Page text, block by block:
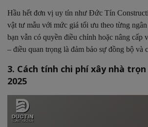
Hầu hết đơn vị uy tín như Đức Tín
vật tư mẫu với mức giá tối ưu theo từng
bạn vẫn có quyền điều chỉnh hoặc nâng cấp
– điều quan trọng là đảm bảo sự đồng bộ và
3. Cách tính chi phí xây nhà
2025